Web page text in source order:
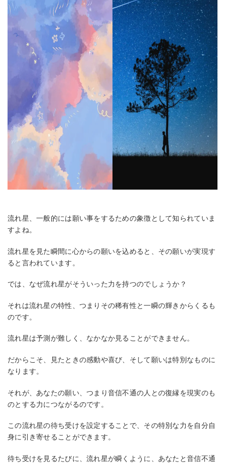
流れ星、一般的には願い事をするための象徴として知られていま
すよね。
流れ星を見た瞬間に心からの願いを込めると、その願いが実現す
ると言われています。
では、なぜ流れ星がそういった力を持つのでしょうか？
それは流れ星の特性、つまりその稀有性と一瞬の輝きからくるも
のです。
流れ星は予測が難しく、なかなか見ることができません。
だからこそ、見たときの感動や喜び、そして願いは特別なものに
なります。
それが、あなたの願い、つまり音信不通の人との復縁を現実のも
のとする力につながるのです。
この流れ星の待ち受けを設定することで、その特別な力を自分自
身に引き寄せることができます。
待ち受けを見るたびに、流れ星が瞬くように、あなたと音信不通